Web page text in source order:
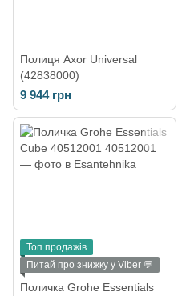
Полиця Axor Universal
(42838000)
9 944 грн
Топ продажів
Питай про знижку у Viber 💬
Поличка Grohe Essentials